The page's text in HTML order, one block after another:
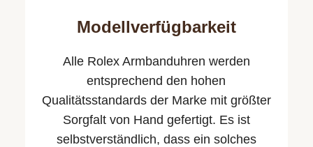
Modellverfügbarkeit
Alle Rolex Armbanduhren werden
entsprechend den hohen
Qualitäts­standards der Marke mit größter
Sorgfalt von Hand gefertigt. Es ist
selbstverständlich, dass ein solches